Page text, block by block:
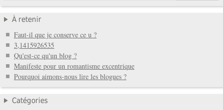
À retenir
Faut-il que je conserve ce u ?
3,1415926535
Qu'est-ce qu'un blog ?
Manifeste pour un romantisme excentrique
Pourquoi aimons-nous lire les blogues ?
Catégories